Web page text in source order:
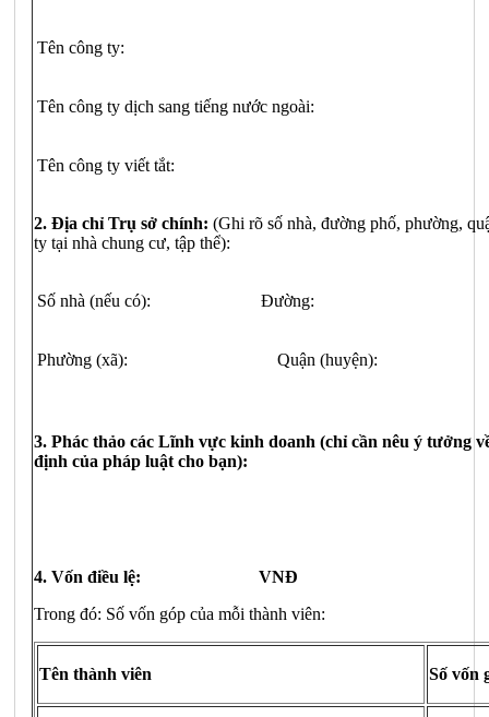
Tên công ty:
Tên công ty dịch sang tiếng nước ngoài:
Tên công ty viết tắt:
2. Địa chỉ Trụ sở chính: (Ghi rõ số nhà, đường phố, phường,
ty tại nhà chung cư, tập thể):
Số nhà (nếu có): Đường: Phố
Phường (xã): Quận (huyện):
3. Phác thảo các Lĩnh vực kinh doanh (chỉ cần nêu ý tưởng
định của pháp luật cho bạn):
4. Vốn điều lệ: VNĐ
Trong đó: Số vốn góp của mỗi thành viên:
Tên thành viên Số vốn